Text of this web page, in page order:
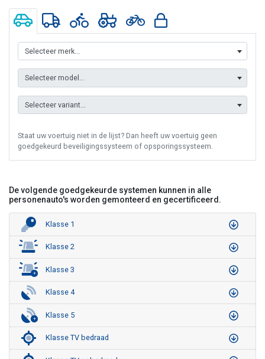
Selecteer merk...
Selecteer model...
Selecteer variant...
Staat uw voertuig niet in de lijst? Dan heeft uw voertuig geen
goedgekeurd beveiligingssysteem of opsporingssysteem.
De volgende goedgekeurde systemen kunnen in alle
personenauto's worden gemonteerd en gecertificeerd.
Klasse 1
Klasse 2
+ Klasse 3
Klasse 4
+ Klasse 5
Klasse TV bedraad